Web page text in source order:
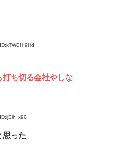
ID:kTWGHI9Hd
打ち切る会社やしな
ID:ijElh+x90
思った